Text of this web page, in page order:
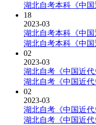
湖北自考本科《中国
18
2023-03
湖北自考本科《中国
湖北自考本科《中国
02
2023-03
湖北自考《中国近
湖北自考《中国近
02
2023-03
湖北自考《中国近代
湖北自考《中国近代